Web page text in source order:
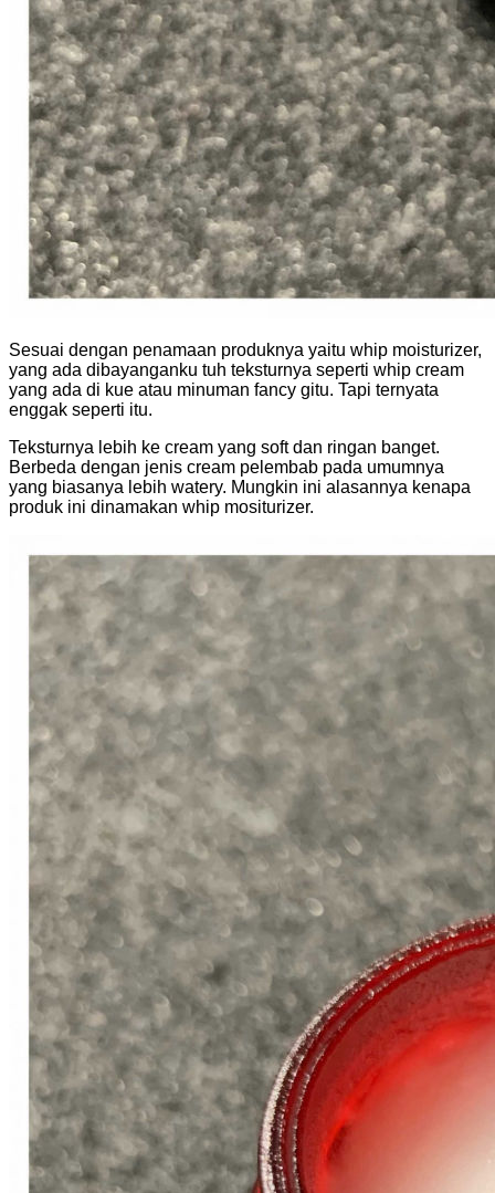
Sesuai dengan penamaan produknya yaitu whip moisturizer,
yang ada dibayanganku tuh teksturnya seperti whip cream
yang ada di kue atau minuman fancy gitu. Tapi ternyata
enggak seperti itu.
Teksturnya lebih ke cream yang soft dan ringan banget.
Berbeda dengan jenis cream pelembab pada umumnya
yang biasanya lebih watery. Mungkin ini alasannya kenapa
produk ini dinamakan whip mositurizer.